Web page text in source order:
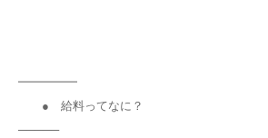
━━━━━
● 給料ってなに？
─────